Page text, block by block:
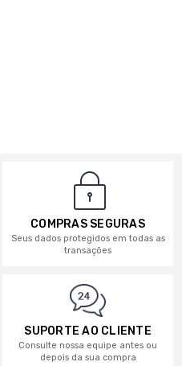
COMPRAS SEGURAS
Seus dados protegidos em todas as
transações
SUPORTE AO CLIENTE
Consulte nossa equipe antes ou
depois da sua compra